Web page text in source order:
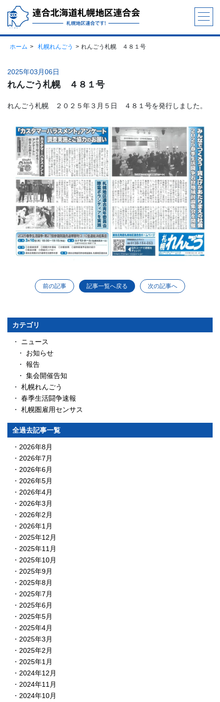
ホーム 札幌れんごう れんごう札幌 ４８１号
2025年03月06日
れんごう札幌 ４８１号
れんごう札幌 ２０２５年３月５日 ４８１号を発行しました。
前の記事 記事一覧へ戻る 次の記事へ
カテゴリ
ニュース
お知らせ
報告
集会開催告知
札幌れんごう
春季生活闘争速報
札幌圏雇用センサス
全過去記事一覧
2026年8月
2026年7月
2026年6月
2026年5月
2026年4月
2026年3月
2026年2月
2026年1月
2025年12月
2025年11月
2025年10月
2025年9月
2025年8月
2025年7月
2025年6月
2025年5月
2025年4月
2025年3月
2025年2月
2025年1月
2024年12月
2024年11月
2024年10月